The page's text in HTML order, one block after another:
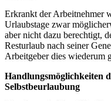
Erkrankt der Arbeitnehmer
Urlaubstage zwar
aber nicht dazu berechtigt,
Resturlaub nach seiner
Arbeitgeber dies wiederum
Handlungsmöglichkeiten
Selbstbeurlaubung